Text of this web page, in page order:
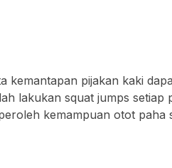
kemantapan pijakan kaki
lakukan squat jumps setiap
kemampuan otot paha